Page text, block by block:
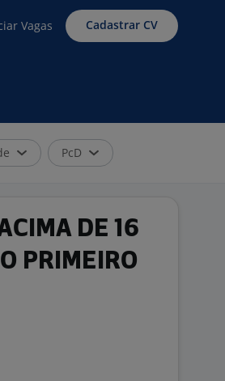
Vagas Cadastrar CV
PcD
DE 16
PRIMEIRO